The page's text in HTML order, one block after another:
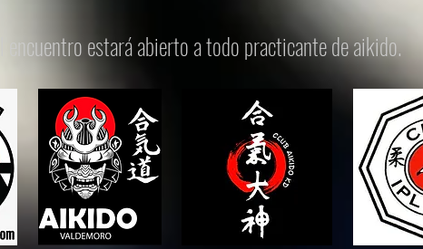
encuentro estará abierto a todo practicante de aikido.